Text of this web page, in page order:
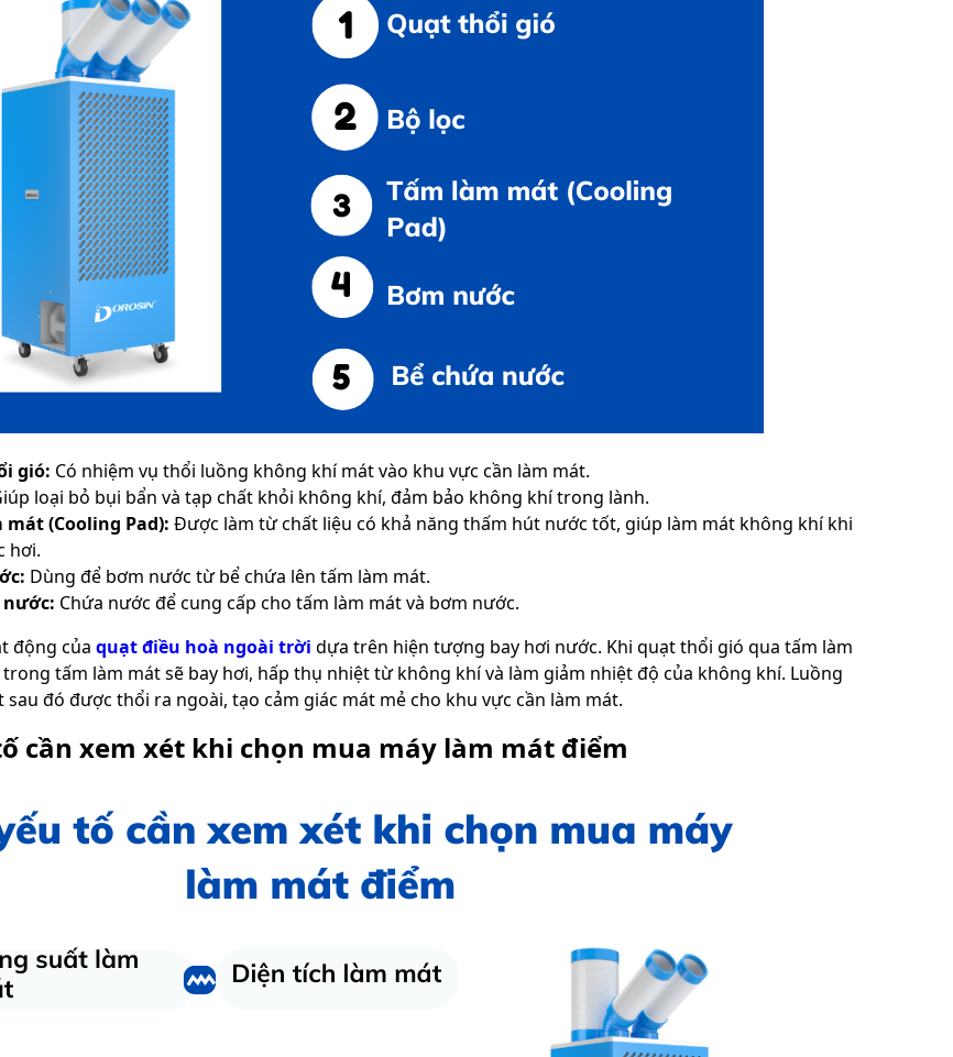
gió: Có nhiệm vụ thổi luồng không khí mát vào khu vực cần làm mát.
loại bỏ bụi bẩn và tạp chất khỏi không khí, đảm bảo không khí trong lành.
mát (Cooling Pad): Được làm từ chất liệu có khả năng thấm hút nước tốt, giúp làm mát không khí khi
hơi.
Dùng để bơm nước từ bể chứa lên tấm làm mát.
nước: Chứa nước để cung cấp cho tấm làm mát và bơm nước.
động của quạt điều hoà ngoài trời dựa trên hiện tượng bay hơi nước. Khi quạt thổi gió qua tấm làm
tấm làm mát sẽ bay hơi, hấp thụ nhiệt từ không khí và làm giảm nhiệt độ của không khí. Luồng
sau đó được thổi ra ngoài, tạo cảm giác mát mẻ cho khu vực cần làm mát.
cần xem xét khi chọn mua máy làm mát điểm